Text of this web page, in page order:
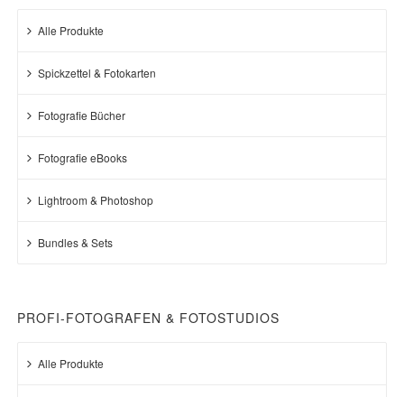
Alle Produkte
Spickzettel & Fotokarten
Fotografie Bücher
Fotografie eBooks
Lightroom & Photoshop
Bundles & Sets
PROFI-FOTOGRAFEN & FOTOSTUDIOS
Alle Produkte